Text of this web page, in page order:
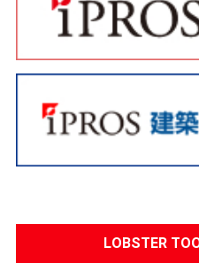
LOBSTER